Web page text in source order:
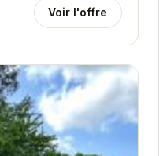
Voir l'offre